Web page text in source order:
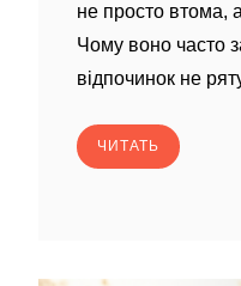
не просто втома,
Чому воно часто
відпочинок не
ЧИТАТЬ